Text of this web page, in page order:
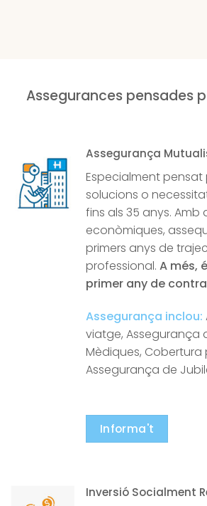
Assegurances pensades
Assegurança
Especialment pensat
solucions o
fins als 35 anys.
econòmiques,
primers anys de
professional. A més,
primer any de
Assegurança inclou:
viatge, Assegurança
Mèdiques, Cobertura
Assegurança de
Informa't
Inversió Socialment